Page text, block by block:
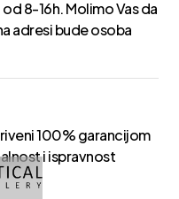
8-16h. Molimo Vas da
adresi bude osoba
100% garancijom
i ispravnost